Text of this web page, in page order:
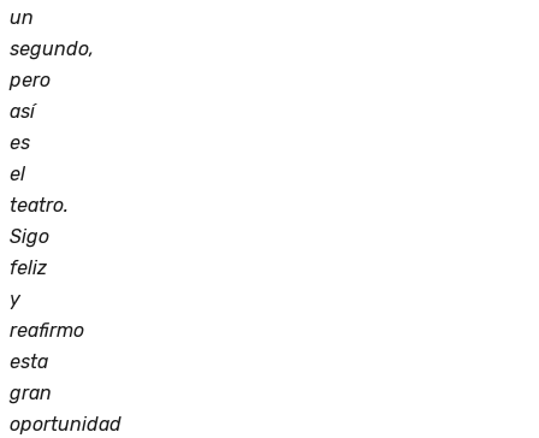
un
segundo,
pero
así
es
el
teatro.
Sigo
feliz
y
reafirmo
esta
gran
oportunidad